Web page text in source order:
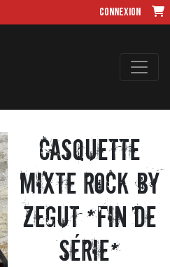
Connexion
CASQUETTE
MIXTE ROCK BY
ZEGUT *fin de
série*